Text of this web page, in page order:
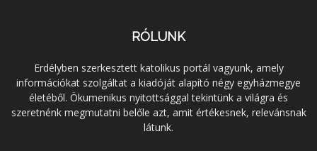
RÓLUNK
Erdélyben szerkesztett katolikus portál vagyunk, amely
információkat szolgáltat a kiadóját alapító négy egyházmegye
életéből. Ökumenikus nyitottsággal tekintünk a világra és
szeretnénk megmutatni belőle azt, amit értékesnek, relevánsnak
látunk.